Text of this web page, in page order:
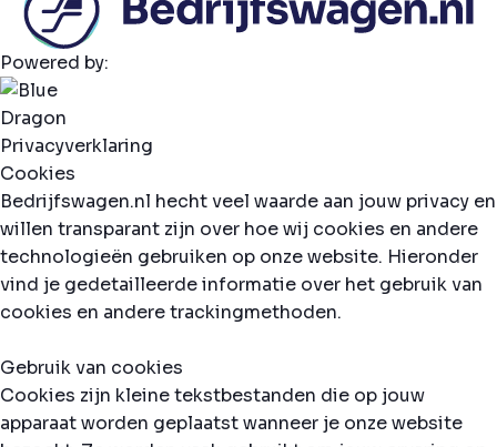
Powered by:
Privacyverklaring
Cookies
Bedrijfswagen.nl hecht veel waarde aan jouw privacy en
willen transparant zijn over hoe wij cookies en andere
technologieën gebruiken op onze website. Hieronder
vind je gedetailleerde informatie over het gebruik van
cookies en andere trackingmethoden.
Gebruik van cookies
Cookies zijn kleine tekstbestanden die op jouw
apparaat worden geplaatst wanneer je onze website